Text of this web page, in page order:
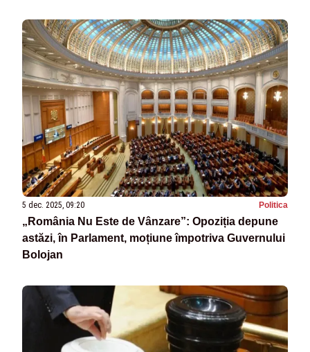
5 dec. 2025, 09:20 Politica
„România Nu Este de Vânzare”: Opoziția depune
astăzi, în Parlament, moțiune împotriva Guvernului
Bolojan